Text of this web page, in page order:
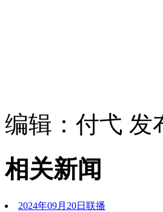
编辑：付弋 发
相关新闻
2024年09月20日联播